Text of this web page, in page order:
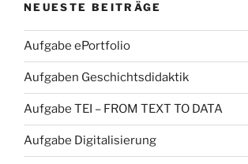
NEUESTE BEITRÄGE
Aufgabe ePortfolio
Aufgaben Geschichtsdidaktik
Aufgabe TEI – FROM TEXT TO DATA
Aufgabe Digitalisierung